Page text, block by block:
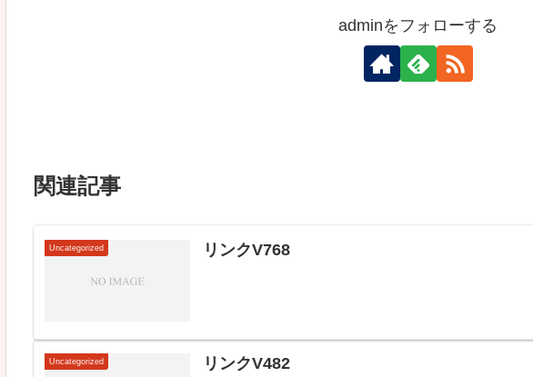
adminをフォローする
関連記事
Uncategorized リンクV768
Uncategorized リンクV482